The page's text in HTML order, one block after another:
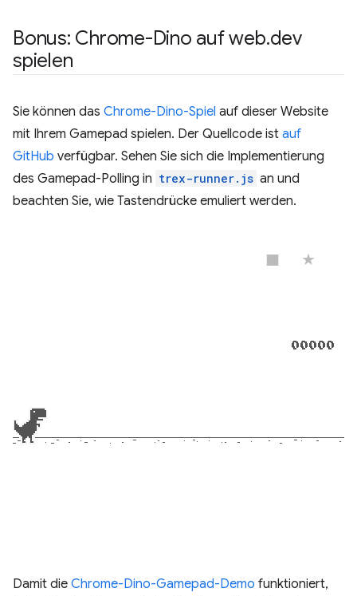
Bonus: Chrome-Dino auf web.dev
spielen
Sie können das Chrome-Dino-Spiel auf dieser Website
mit Ihrem Gamepad spielen. Der Quellcode ist auf
GitHub verfügbar. Sehen Sie sich die Implementierung
des Gamepad-Polling in trex-runner.js an und
beachten Sie, wie Tastendrücke emuliert werden.
Damit die Chrome-Dino-Gamepad-Demo funktioniert,